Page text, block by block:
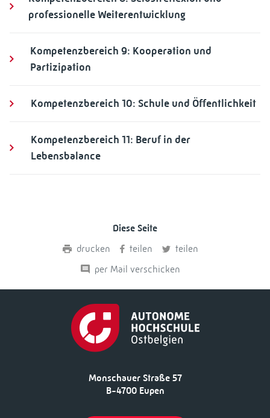
professionelle Weiterentwicklung
Kompetenzbereich 9: Kooperation und
Partizipation
Kompetenzbereich 10: Schule und Öffentlichkeit
Kompetenzbereich 11: Beruf in der
Lebensbalance
Diese Seite
drucken
teilen
teilen
per Mail verschicken
Monschauer Straße 57
B-4700 Eupen